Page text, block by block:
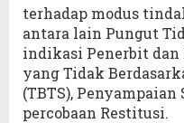
terhadap modus
antara lain Pungut
indikasi Penerbit dan
yang Tidak
(TBTS),
percobaan Restitusi.